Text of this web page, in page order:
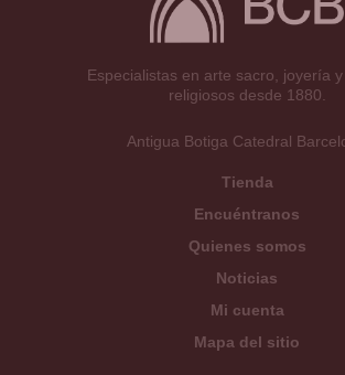
Especialistas en arte sacro, joyería
religiosos desde 1880.
Antigua Botiga Catedral
Tienda
Encuéntranos
Quienes somos
Noticias
Mi cuenta
Mapa del sitio